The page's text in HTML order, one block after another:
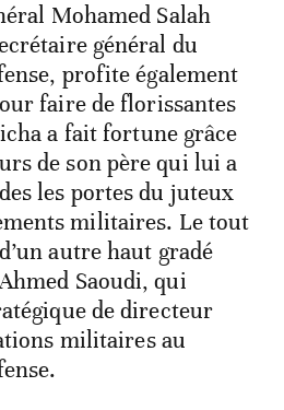
Mohamed Salah
général du
profite également
faire de florissantes
a fait fortune grâce
de son père qui lui a
les portes du juteux
militaires. Le tout
autre haut gradé
Saoudi, qui
de directeur
militaires au